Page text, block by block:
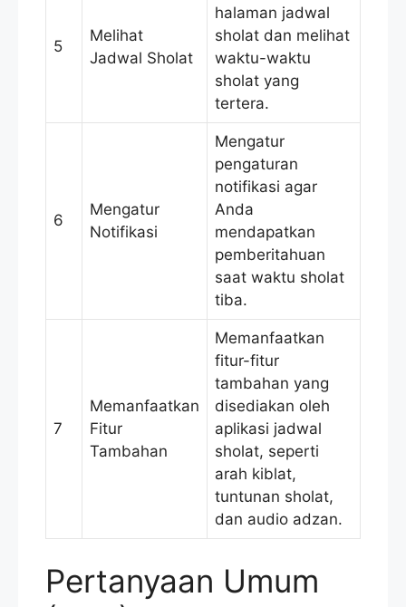
5
Melihat
Jadwal Sholat
halaman jadwal
sholat dan melihat
waktu-waktu
sholat yang
tertera.
6
Mengatur
Notifikasi
Mengatur
pengaturan
notifikasi agar
Anda
mendapatkan
pemberitahuan
saat waktu sholat
tiba.
7
Memanfaatkan
Fitur
Tambahan
Memanfaatkan
fitur-fitur
tambahan yang
disediakan oleh
aplikasi jadwal
sholat, seperti
arah kiblat,
tuntunan sholat,
dan audio adzan.
Pertanyaan Umum